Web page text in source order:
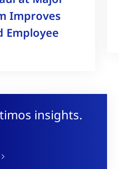
insights.
Improves
Employee